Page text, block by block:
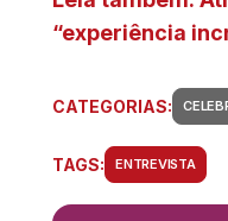
“experiência
CATEGORIAS:
TAGS: ENTREVISTA